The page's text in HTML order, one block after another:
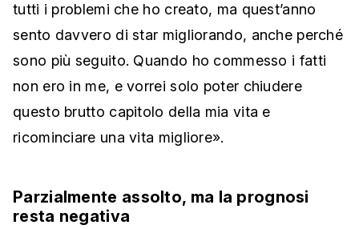
tutti i problemi che ho creato, ma quest’anno
sento davvero di star migliorando, anche perché
sono più seguito. Quando ho commesso i fatti
non ero in me, e vorrei solo poter chiudere
questo brutto capitolo della mia vita e
ricominciare una vita migliore».
Parzialmente assolto, ma la prognosi
resta negativa